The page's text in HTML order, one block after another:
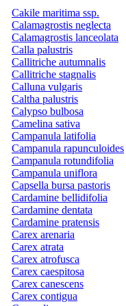
Cakile maritima ssp.
Calamagrostis neglecta
Calamagrostis lanceolata
Calla palustris
Callitriche autumnalis
Callitriche stagnalis
Calluna vulgaris
Caltha palustris
Calypso bulbosa
Camelina sativa
Campanula latifolia
Campanula rapunculoides
Campanula rotundifolia
Campanula uniflora
Capsella bursa pastoris
Cardamine bellidifolia
Cardamine dentata
Cardamine pratensis
Carex arenaria
Carex atrata
Carex atrofusca
Carex caespitosa
Carex canescens
Carex contigua